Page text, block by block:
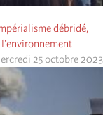
débridé,
25 octobre 2023